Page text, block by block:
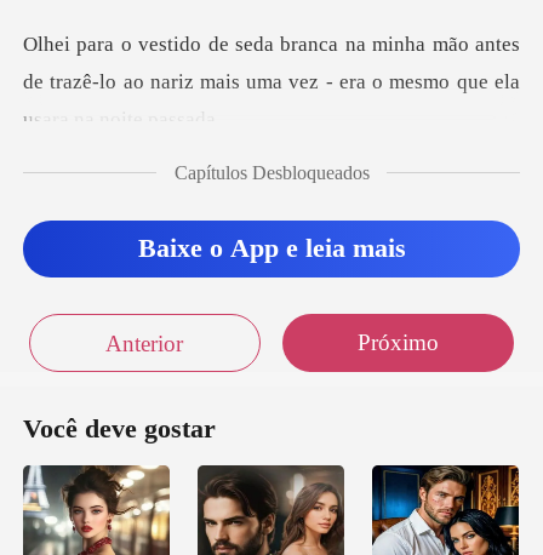
Sair
mão antes
de trazê-lo ao nariz mais uma vez -
eiro que era doc
Capítulos Desbloqueados
Baixe o App e leia mais
Anterior Próximo
Você deve gostar